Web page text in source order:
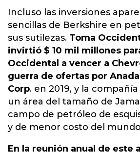
Incluso las inversiones
sencillas de Berkshire en
sus sutilezas. Toma
invirtió $ 10 mil millones
Occidental a vencer a
guerra de ofertas por
Corp. en 2019, y la
un área del tamaño de
campo de petróleo de
y de menor costo del
En la reunión anual de este